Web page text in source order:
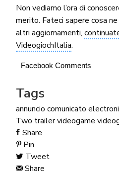
Non vediamo l’ora di
merito. Fateci sapere cosa
altri aggiornamenti,
VideogiochItalia.
Facebook Comments
Tags
annuncio comunicato
Two trailervideogame
Share
Pin
Tweet
Share